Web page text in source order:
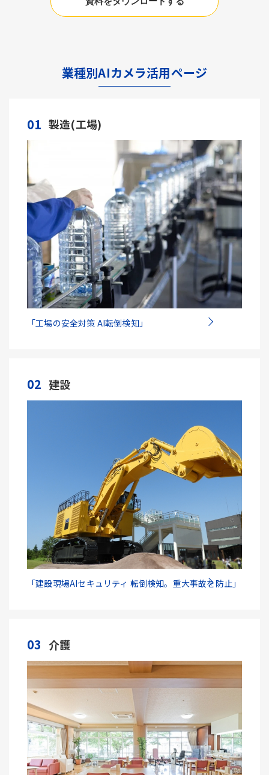
業種別AIカメラ活用ページ
01 製造(工場)
「工場の安全対策 AI転倒検知」
02 建設
「建設現場AIセキュリティ 転倒検知。重大事故を防止」
03 介護